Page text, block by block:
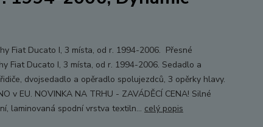
Fiat Ducato I, 3 místa, od r. 1994-2006. Přesné
Fiat Ducato I, 3 místa, od r. 1994-2006. Sedadlo a
dvojsedadlo a opěradlo spolujezdců, 3 opěrky hlavy.
v EU. NOVINKA NA TRHU - ZAVÁDĚCÍ CENA! Silné
laminovaná spodní vrstva textiln... celý popis